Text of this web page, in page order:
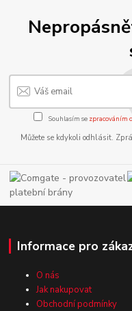
Souhlasím se zpracováním
Můžete se kdykoli odhlásit.
Informace pro
O nás
Jak nakupovat
Obchodní podmínky